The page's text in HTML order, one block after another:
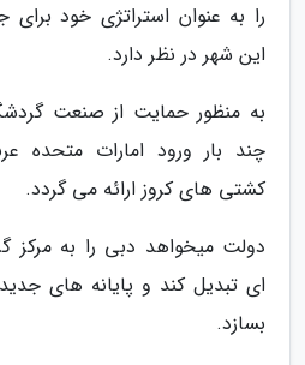
را به عنوان استراتژی خود
این شهر در نظر دارد.
به منظور حمایت از صنعت
چند بار ورود امارات متحده
کشتی های کروز ارائه می گردد.
دولت میخواهد دبی را به مرکز
ای تبدیل کند و پایانه های
بسازد.